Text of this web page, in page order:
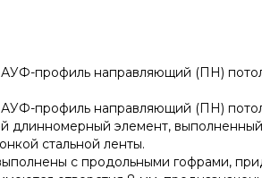
профиль направляющий (ПН)
профиль направляющий (ПН)
длинномерный элемент,
стальной ленты.
с продольными гофрами,